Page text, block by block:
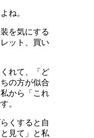
ね。
を気にする
ット、買い
れて、「ど
の方が似合
から「これ
。
くすると自
見て」と私